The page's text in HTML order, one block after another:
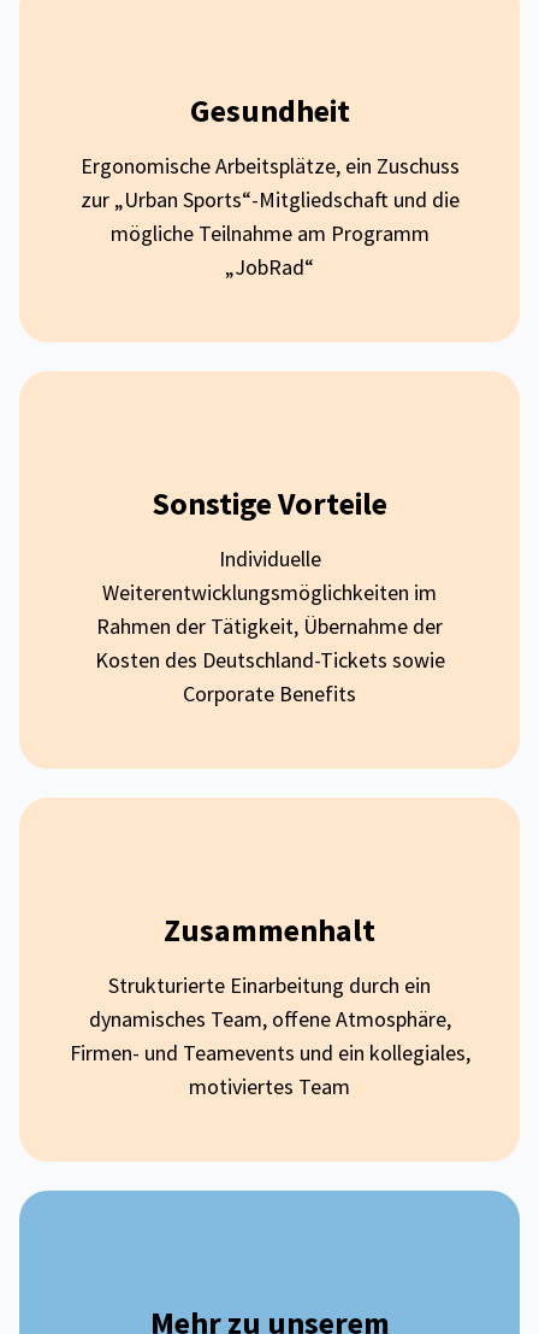
Gesundheit
Ergonomische Arbeitsplätze, ein Zuschuss
zur „Urban Sports“-Mitgliedschaft und die
mögliche Teilnahme am Programm
„JobRad“
Sonstige Vorteile
Individuelle
Weiterentwicklungsmöglichkeiten im
Rahmen der Tätigkeit, Übernahme der
Kosten des Deutschland-Tickets sowie
Corporate Benefits
Zusammenhalt
Strukturierte Einarbeitung durch ein
dynamisches Team, offene Atmosphäre,
Firmen- und Teamevents und ein kollegiales,
motiviertes Team
Mehr zu unserem